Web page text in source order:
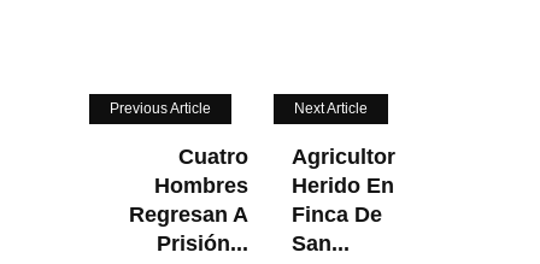
Previous Article
Cuatro
Hombres
Regresan A
Prisión...
Next Article
Agricultor
Herido En
Finca De
San...